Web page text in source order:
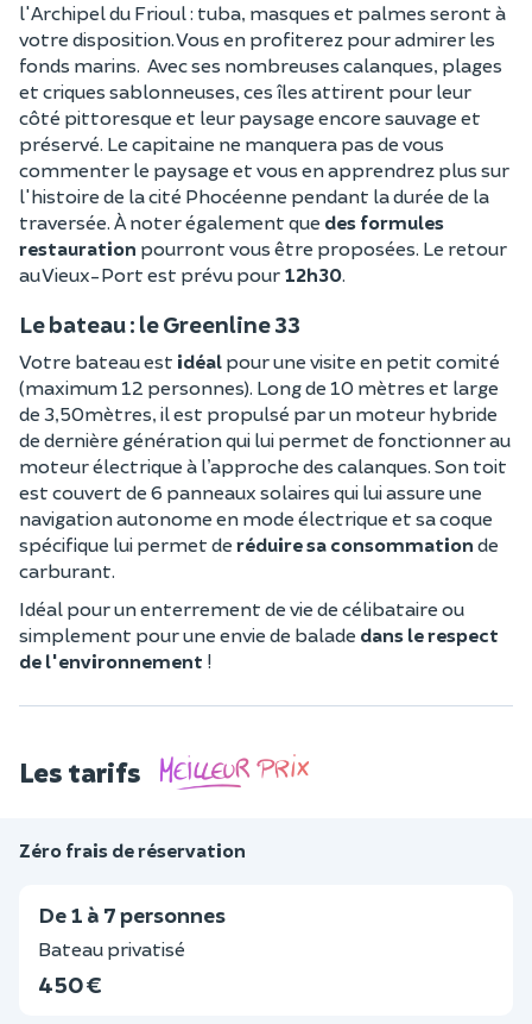
l'Archipel du Frioul : tuba, masques et palmes seront à
votre disposition. Vous en profiterez pour admirer les
fonds marins. Avec ses nombreuses calanques, plages
et criques sablonneuses, ces îles attirent pour leur
côté pittoresque et leur paysage encore sauvage et
préservé. Le capitaine ne manquera pas de vous
commenter le paysage et vous en apprendrez plus sur
l'histoire de la cité Phocéenne pendant la durée de la
traversée. À noter également que des formules
restauration pourront vous être proposées. Le retour
au Vieux-Port est prévu pour 12h30.
Le bateau : le Greenline 33
Votre bateau est idéal pour une visite en petit comité
(maximum 12 personnes). Long de 10 mètres et large
de 3,50mètres, il est propulsé par un moteur hybride
de dernière génération qui lui permet de fonctionner au
moteur électrique à l’approche des calanques. Son toit
est couvert de 6 panneaux solaires qui lui assure une
navigation autonome en mode électrique et sa coque
spécifique lui permet de réduire sa consommation de
carburant.
Idéal pour un enterrement de vie de célibataire ou
simplement pour une envie de balade dans le respect
de l'environnement !
Les tarifs
Zéro frais de réservation
De 1 à 7 personnes
Bateau privatisé
450 €